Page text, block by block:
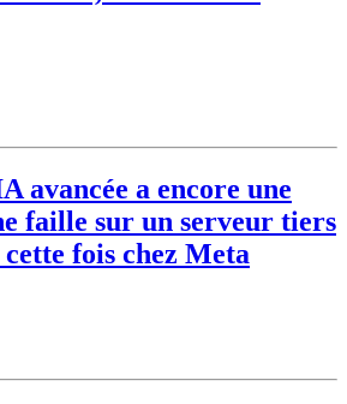
avancée a encore une
faille sur un serveur tiers
fois chez Meta